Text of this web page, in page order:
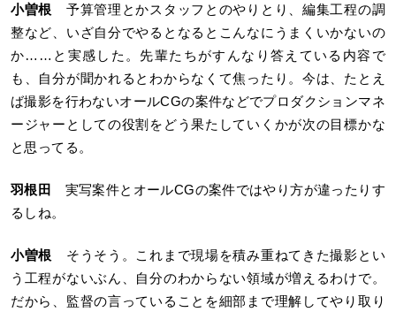
小曽根 予算管理とかスタッフとのやりとり、編集工程の調
整など、いざ自分でやるとなるとこんなにうまくいかないの
か……と実感した。先輩たちがすんなり答えている内容で
も、自分が聞かれるとわからなくて焦ったり。今は、たとえ
ば撮影を行わないオールCGの案件などでプロダクションマネ
ージャーとしての役割をどう果たしていくかが次の目標かな
と思ってる。
羽根田
実写案件とオールCGの案件ではやり方が違ったりす
るしね。
小曽根 そうそう。これまで現場を積み重ねてきた撮影とい
う工程がないぶん、自分のわからない領域が増えるわけで。
だから、監督の言っていることを細部まで理解してやり取り